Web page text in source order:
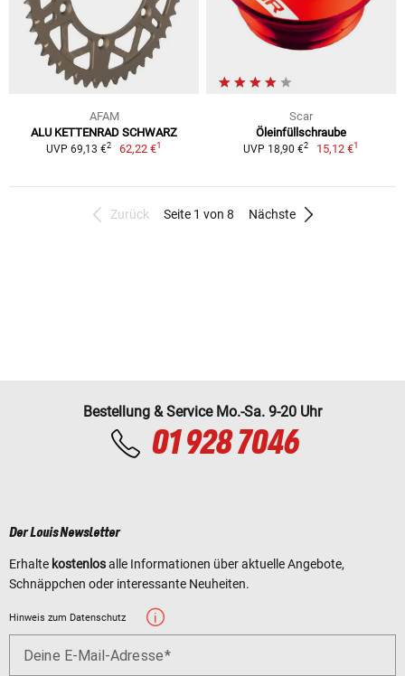
AFAM
ALU KETTENRAD SCHWARZ
UVP 69,13 €2 62,22 €1
Scar
Öleinfüllschraube
UVP 18,90 €2 15,12 €1
Zurück Seite 1 von 8 Nächste
Bestellung & Service Mo.-Sa. 9-20 Uhr
01 928 7046
Der Louis Newsletter
Erhalte kostenlosalle Informationen über aktuelle Angebote,
Schnäppchen oder interessante Neuheiten.
Hinweis zum Datenschutz
Deine E-Mail-Adresse